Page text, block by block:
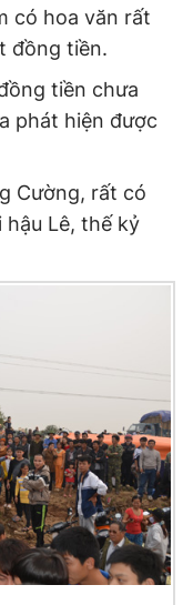
soạn Chính sách bảo
ngày 24.3.2020
Niên. Cấm sao
chấp thuận bằng văn
có hoa văn rất
đồng tiền.
tiền chưa
phát hiện được
Cường, rất có
Lê, thế kỷ